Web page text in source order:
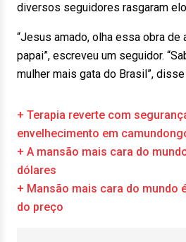
diversos seguidores rasgaram
“Jesus amado, olha essa obra de
papai”, escreveu um seguidor.
mulher mais gata do Brasil”, disse
+ Terapia reverte com
envelhecimento em
+ A mansão mais cara do
dólares
+ Mansão mais cara do mundo
do preço